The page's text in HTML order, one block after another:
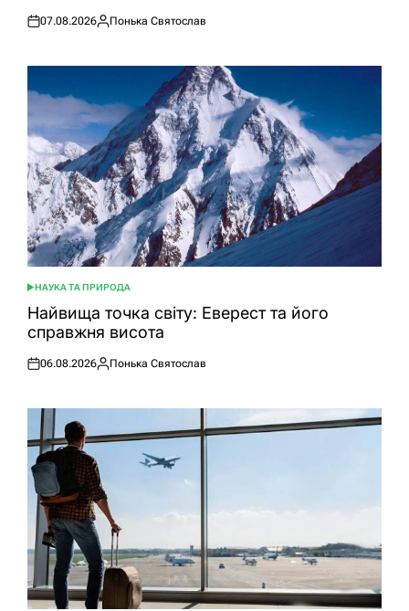
Оприлюднено
07.08.2026
Опубліковано
Понька Святослав
ОПУБЛІКУВАТИ
У
НАУКА ТА ПРИРОДА
Найвища точка світу: Еверест та його
справжня висота
Оприлюднено
06.08.2026
Опубліковано
Понька Святослав